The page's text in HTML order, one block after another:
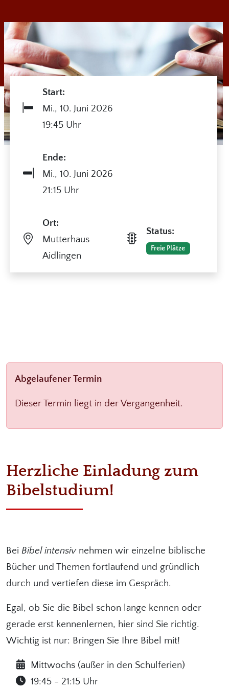
Start:
Mi., 10. Juni 2026
19:45 Uhr
Ende:
Mi., 10. Juni 2026
21:15 Uhr
Ort:
Mutterhaus
Aidlingen
Status:
Freie Plätze
Abgelaufener Termin
Dieser Termin liegt in der Vergangenheit.
Herzliche Einladung zum
Bibelstudium!
Bei Bibel intensivnehmen wir einzelne biblische
Bücher und Themen fortlaufend und gründlich
durch und vertiefen diese im Gespräch.
Egal, ob Sie die Bibel schon lange kennen oder
gerade erst kennenlernen, hier sind Sie richtig.
Wichtig ist nur: Bringen Sie Ihre Bibel mit!
Mittwochs (außer in den Schulferien)
19:45 - 21:15 Uhr